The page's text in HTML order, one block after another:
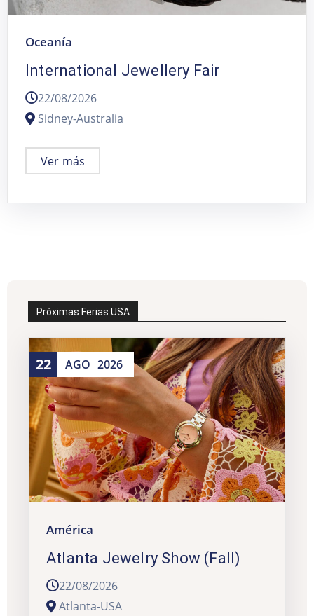
Oceanía
International Jewellery Fair
22/08/2026
Sidney-Australia
Ver más
Próximas Ferias USA
22 AGO 2026
América
Atlanta Jewelry Show (Fall)
22/08/2026
Atlanta-USA